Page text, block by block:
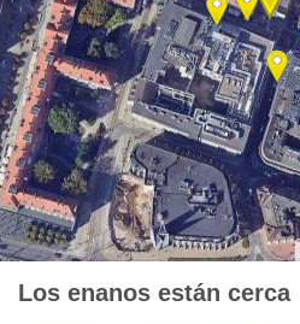
Los enanos están cerca